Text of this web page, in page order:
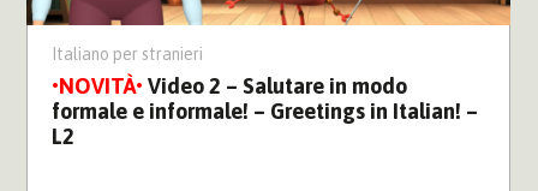
Video 2 – Salutare in modo
formale e informale! – Greetings in Italian! –
L2
Italiano per stranieri